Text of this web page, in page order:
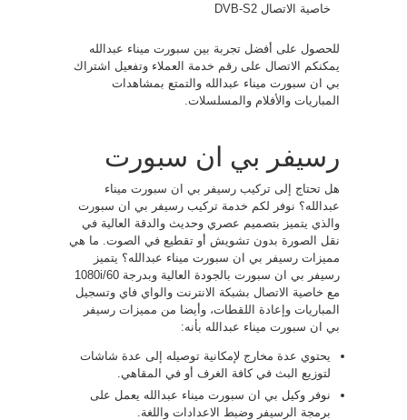
خاصية الاتصال DVB-S2
للحصول على أفضل تجربة بين سبورت ميناء عبدالله
يمكنكم الاتصال على رقم خدمة العملاء وتفعيل اشتراك
بي ان سبورت ميناء عبدالله والتمتع بمشاهدات
المباريات والأفلام والمسلسلات.
رسيفر بي ان سبورت
هل تحتاج إلى تركيب رسيفر بي ان سبورت ميناء
عبدالله؟ نوفر لكم خدمة تركيب رسيفر بي ان سبورت
والذي يتميز بتصميم عصري وحديث والدقة العالية في
نقل الصورة بدون تشويش أو تقطيع في الصوت. ما هي
مميزات رسيفر بي ان سبورت ميناء عبدالله؟ يتميز
رسيفر بي ان سبورت بالجودة العالية وبدرجة 1080i/60
مع خاصية الاتصال بشبكة الانترنت والواي فاي وتسجيل
المباريات وإعادة اللقطات، وأيضا من مميزات رسيفر
بي ان سبورت ميناء عبدالله بأنه:
يحتوي عدة مخارج لإمكانية توصيله إلى عدة شاشات
لتوزيع البث في كافة الغرف أو في المقاهي.
نوفر وكيل بي ان سبورت ميناء عبدالله يعمل على
برمجة الرسيفر وضبط الاعدادات واللغة.